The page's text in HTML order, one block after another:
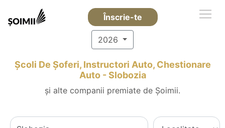
Înscrie-te
2026
Școli De Șoferi, Instructori Auto, Chestionare
Auto - Slobozia
și alte companii premiate de Șoimii.